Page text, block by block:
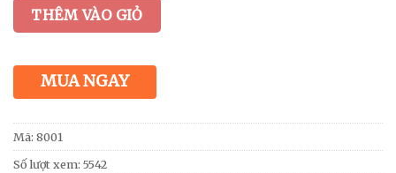
THÊM VÀO GIỎ
MUA NGAY
Mã: 8001
Số lượt xem: 5542